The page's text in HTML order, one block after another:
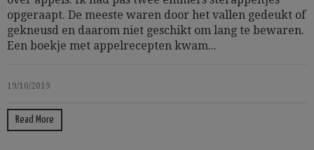
opgeraapt. De meeste waren door het vallen gedeukt of
gekneusd en daarom niet geschikt om lang te bewaren.
Een boekje met appelrecepten kwam...
19/10/2019
Read More